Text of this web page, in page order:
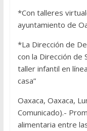
*Con talleres
ayuntamiento de
*La Dirección de
con la Dirección de
taller infantil en
casa”
Oaxaca, Oaxaca,
Comunicado).-
alimentaria entre